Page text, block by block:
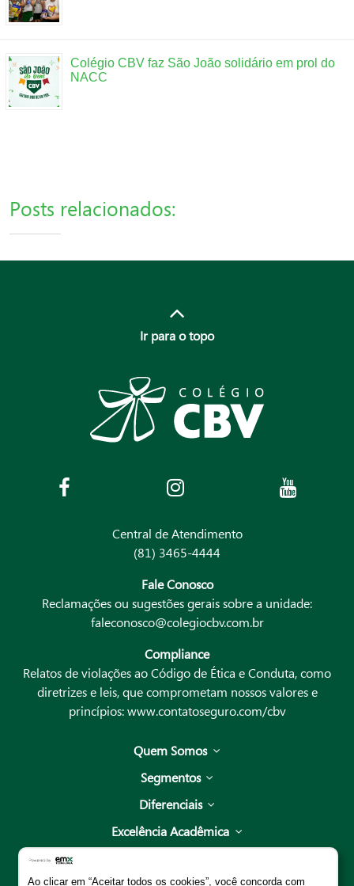
Colégio CBV faz São João solidário em prol do
NACC
Posts relacionados:
Ir para o topo
Central de Atendimento
(81) 3465-4444
Fale Conosco
Reclamações ou sugestões gerais sobre a unidade:
faleconosco@colegiocbv.com.br
Compliance
Relatos de violações ao Código de Ética e Conduta, como
diretrizes e leis, que comprometam nossos valores e
princípios:www.contatoseguro.com/cbv
Quem Somos
Segmentos
Diferenciais
Excelência Acadêmica
Ao clicar em “Aceitar todos os cookies”, você concorda com